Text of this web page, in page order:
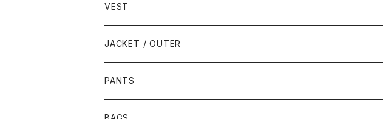
VEST
JACKET / OUTER
PANTS